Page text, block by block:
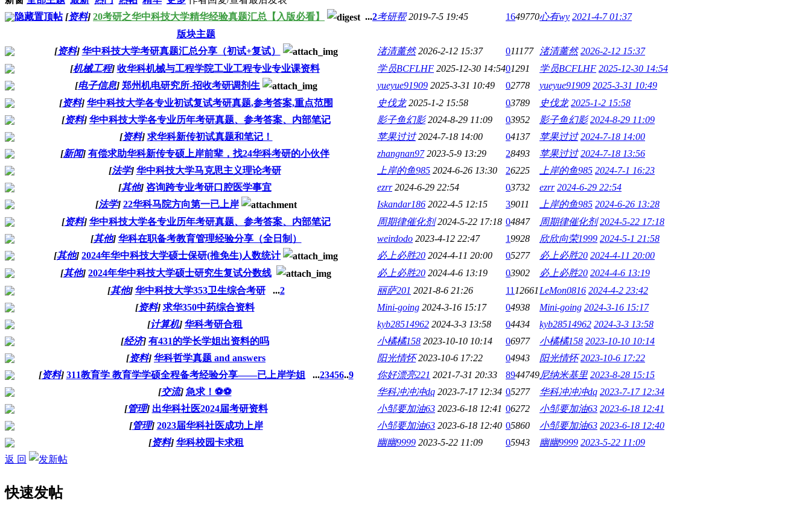
隐藏置顶帖 [资料] 20考研之华中科技大学精华经验真题汇总【入版必看】 ...2考研帮 2019-7-5 19:45 1649770心有wy 2021-4-7 01:37
版块主题
[资料] 华中科技大学考研真题汇总分享（初试+复试） 渚清薰然 2026-2-12 15:37 011177 渚清薰然 2026-2-12 15:37
[机械工程] 收华科机械与工程学院工业工程专业专业课资料 学员BCFLHF 2025-12-30 14:5401291 学员BCFLHF 2025-12-30 14:54
[电子信息] 郑州机电研究所-招收考研调剂生 yueyue91909 2025-3-31 10:49 02778 yueyue91909 2025-3-31 10:49
[资料] 华中科技大学各专业初试复试考研真题,参考答案,重点范围 史伐龙 2025-1-2 15:58 03789 史伐龙 2025-1-2 15:58
[资料] 华中科技大学各专业历年考研真题、参考答案、内部笔记 影子鱼幻影 2024-8-29 11:09 03952 影子鱼幻影 2024-8-29 11:09
[资料] 求华科新传初试真题和笔记！ 苹果过过 2024-7-18 14:00 04137 苹果过过 2024-7-18 14:00
[新闻] 有偿求助华科新传专硕上岸前辈，找24华科考研的小伙伴 zhangnan97 2023-5-9 13:29 28493 苹果过过 2024-7-18 13:56
[法学] 华中科技大学马克思主义理论考研 上岸的鱼985 2024-6-26 13:30 26225 上岸的鱼985 2024-7-1 16:23
[其他] 咨询跨专业考研口腔医学事宜 ezrr 2024-6-29 22:54 03732 ezrr 2024-6-29 22:54
[法学] 22华科马院方向第一已上岸 Iskandar186 2022-4-5 12:15 39011 上岸的鱼985 2024-6-26 13:28
[资料] 华中科技大学各专业历年考研真题、参考答案、内部笔记 周期律催化剂 2024-5-22 17:18 04847 周期律催化剂 2024-5-22 17:18
[其他] 华科在职备考教育管理经验分享（全日制） weirdodo 2023-4-12 22:47 19928 欣欣向荣1999 2024-5-1 21:58
[其他] 2024年华中科技大学硕士保研(推免生)人数统计 必上必胜20 2024-4-11 20:00 05277 必上必胜20 2024-4-11 20:00
[其他] 2024年华中科技大学硕士研究生复试分数线 必上必胜20 2024-4-6 13:19 03902 必上必胜20 2024-4-6 13:19
[其他] 华中科技大学353卫生综合考研 ...2 丽萨201 2021-8-6 21:26 11 12661 LeMon0816 2024-4-2 23:42
[资料] 求华350中药综合资料 Mini-going 2024-3-16 15:17 04938 Mini-going 2024-3-16 15:17
[计算机] 华科考研合租 kyb28514962 2024-3-3 13:58 04434 kyb28514962 2024-3-3 13:58
[经济] 有431的学长学姐出资料的吗 小橘橘158 2023-10-10 10:14 06977 小橘橘158 2023-10-10 10:14
[资料] 华科哲学真题 and answers 阳光情怀 2023-10-6 17:22 04943 阳光情怀 2023-10-6 17:22
[资料] 311教育学 教育学学硕全程备考经验分享——已上岸学姐 ...23456..9 你好漂亮221 2021-7-31 20:33 8944749尼纳米基里 2023-8-28 15:15
[交流] 急求！⚽️⚽️ 华科冲冲冲dq 2023-7-17 12:34 05277 华科冲冲冲dq 2023-7-17 12:34
[管理] 出华科社医2024届考研资料 小邹要加油63 2023-6-18 12:41 06272 小邹要加油63 2023-6-18 12:41
[管理] 2023届华科社医成功上岸 小邹要加油63 2023-6-18 12:40 05860 小邹要加油63 2023-6-18 12:40
[资料] 华科校园卡求租 幽幽9999 2023-5-22 11:09 05943 幽幽9999 2023-5-22 11:09
返 回
快速发帖